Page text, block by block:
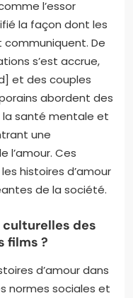
l’essor
la façon dont les
De
s’est accrue,
et des couples
abordent des
la santé mentale et
une
l’amour. Ces
histoires d’amour
de la société.
des
films ?
d’amour dans
normes sociales et